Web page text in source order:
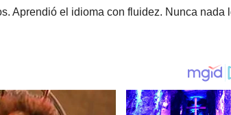
Aprendió el idioma con fluidez. Nunca nada